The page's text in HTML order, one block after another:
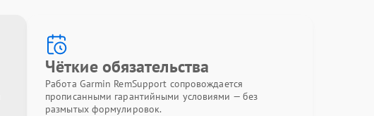
Чёткие обязательства
Работа Garmin RemSupport сопровождается
прописанными гарантийными условиями — без
размытых формулировок.